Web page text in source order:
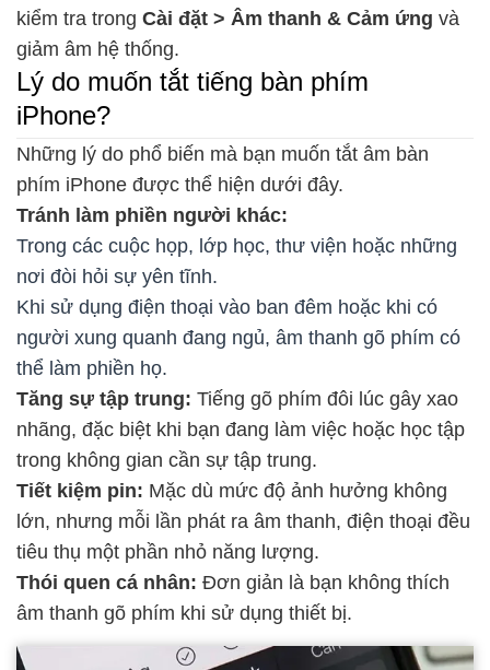
kiểm tra trong Cài đặt > Âm thanh & Cảm ứng và
giảm âm hệ thống.
Lý do muốn tắt tiếng bàn phím
iPhone?
Những lý do phổ biến mà bạn muốn tắt âm bàn
phím iPhone được thể hiện dưới đây.
Tránh làm phiền người khác:
Trong các cuộc họp, lớp học, thư viện hoặc những
nơi đòi hỏi sự yên tĩnh.
Khi sử dụng điện thoại vào ban đêm hoặc khi có
người xung quanh đang ngủ, âm thanh gõ phím có
thể làm phiền họ.
Tăng sự tập trung: Tiếng gõ phím đôi lúc gây xao
nhãng, đặc biệt khi bạn đang làm việc hoặc học tập
trong không gian cần sự tập trung.
Tiết kiệm pin: Mặc dù mức độ ảnh hưởng không
lớn, nhưng mỗi lần phát ra âm thanh, điện thoại đều
tiêu thụ một phần nhỏ năng lượng.
Thói quen cá nhân: Đơn giản là bạn không thích
âm thanh gõ phím khi sử dụng thiết bị.